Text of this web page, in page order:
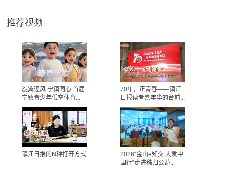
推荐视频
旋翼逐风 宁镇同心 首届
宁镇青少年低空体育...
70年，正青春——镇江
日报读者嘉年华的台前...
镇江日报的N种打开方式
2026“金山e知交 大爱中
国行”走进秭归公益...